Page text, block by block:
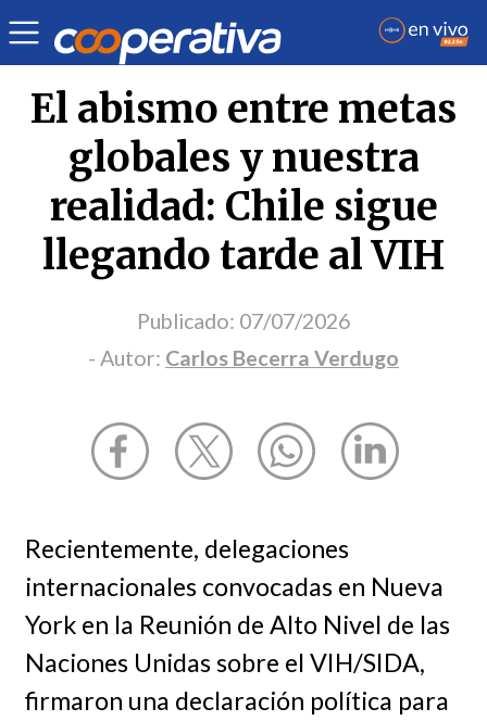
Opinión | Carlos Becerra Verdugo
El abismo entre metas
globales y nuestra
realidad: Chile sigue
llegando tarde al VIH
Publicado: 07/07/2026
- Autor: Carlos Becerra Verdugo
Recientemente, delegaciones
internacionales convocadas en Nueva
York en la Reunión de Alto Nivel de las
Naciones Unidas sobre el VIH/SIDA,
firmaron una declaración política para